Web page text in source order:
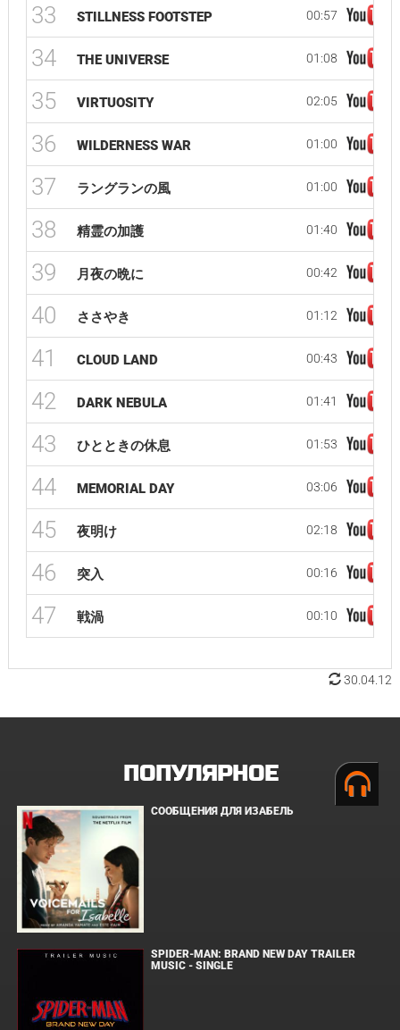
33 STILLNESS FOOTSTEP 00:57
34 THE UNIVERSE 01:08
35 VIRTUOSITY 02:05
36 WILDERNESS WAR 01:00
37 ラングランの風 01:00
38 精霊の加護 01:40
39 月夜の晩に 00:42
40 ささやき 01:12
41 CLOUD LAND 00:43
42 DARK NEBULA 01:41
43 ひとときの休息 01:53
44 MEMORIAL DAY 03:06
45 夜明け 02:18
46 突入 00:16
47 戦渦 00:10
30.04.12
ПОПУЛЯРНОЕ
СООБЩЕНИЯ ДЛЯ ИЗАБЕЛЬ
SPIDER-MAN: BRAND NEW DAY TRAILER
MUSIC - SINGLE